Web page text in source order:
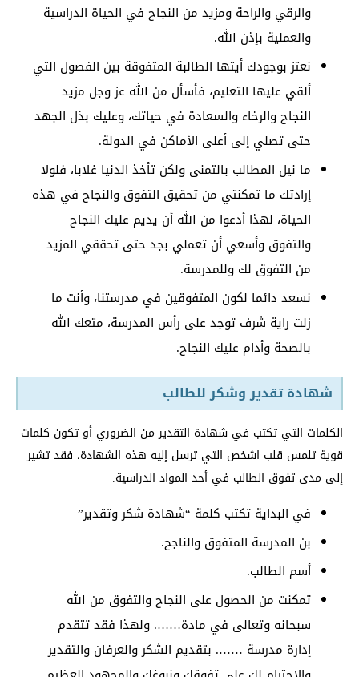
والرقي والراحة ومزيد من النجاح في الحياة الدراسية
والعملية بإذن الله.
نعتز بوجودك أيتها الطالبة المتفوقة بين الفصول التي
ألقي عليها التعليم، فأسأل من الله عز وجل مزيد
النجاح والرخاء والسعادة في حياتك، وعليك بذل الجهد
حتى تصلي إلى أعلى الأماكن في الدولة.
ما نيل المطالب بالتمنى ولكن تأخذ الدنيا غلابا، فلولا
إرادتك ما تمكنتي من تحقيق التفوق والنجاح في هذه
الحياة، لهذا أدعوا من الله أن يديم عليك النجاح
والتفوق وأسعي أن تعملي بجد حتى تحققي المزيد
من التفوق لك وللمدرسة.
نسعد دائما لكون المتفوقين في مدرستنا، وأنت ما
زلت راية شرف توجد على رأس المدرسة، متعك الله
بالصحة وأدام عليك النجاح.
شهادة تقدير وشكر للطالب
الكلمات التي تكتب في شهادة التقدير من الضروري أو تكون كلمات
قوية تلمس قلب اشخص التي ترسل إليه هذه الشهادة، فقد تشير
إلى مدى تفوق الطالب في أحد المواد الدراسية.
في البداية تكتب كلمة “شهادة شكر وتقدير”
بن المدرسة المتفوق والناجح.
أسم الطالب.
تمكنت من الحصول على النجاح والتفوق من الله
سبحانه وتعالى في مادة……. ولهذا فقد تتقدم
إدارة مدرسة ……. بتقديم الشكر والعرفان والتقدير